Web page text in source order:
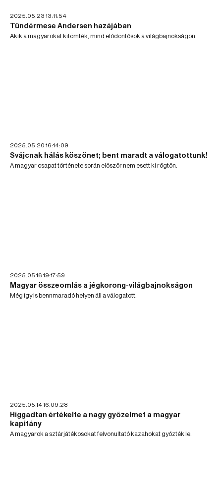
2025.05.23 13:11:54
Tündérmese Andersen hazájában
Akik a magyarokat kitömték, mind elődöntősök a világbajnokságon.
2025.05.20 16:14:09
Svájcnak hálás köszönet; bent maradt a válogatottunk!
A magyar csapat története során először nem esett ki rögtön.
2025.05.16 19:17:59
Magyar összeomlás a jégkorong-világbajnokságon
Még így is bennmaradó helyen áll a válogatott.
2025.05.14 16:09:28
Higgadtan értékelte a nagy győzelmet a magyar
kapitány
A magyarok a sztárjátékosokat felvonultató kazahokat győzték le.